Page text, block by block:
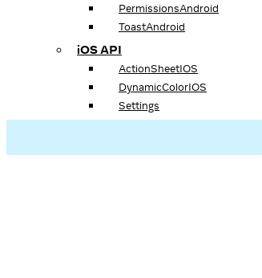
PermissionsAndroid
ToastAndroid
iOS API
ActionSheetIOS
DynamicColorIOS
Settings